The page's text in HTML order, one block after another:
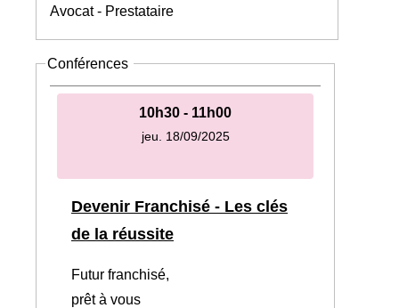
Avocat - Prestataire
Conférences
10h30 - 11h00
jeu. 18/09/2025
Devenir Franchisé - Les clés
de la réussite
Futur franchisé,
prêt à vous